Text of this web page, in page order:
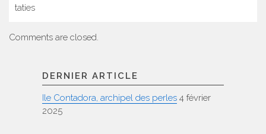
taties
Comments are closed.
DERNIER ARTICLE
Ile Contadora, archipel des perles 4 février
2025